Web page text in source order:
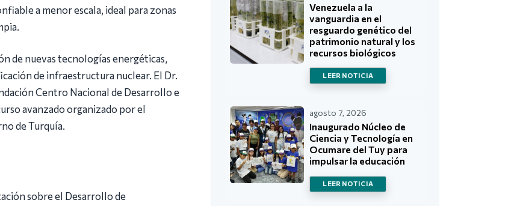
a menor escala, ideal para zonas
de nuevas tecnologías energéticas,
de infraestructura nuclear. El Dr.
Centro Nacional de Desarrollo e
avanzado organizado por el
de Turquía.
sobre el Desarrollo de
Venezuela a la
vanguardia en el
resguardo genético del
patrimonio natural y los
recursos biológicos
LEER NOTICIA
agosto 7, 2026
Inaugurado Núcleo de
Ciencia y Tecnología en
Ocumare del Tuy para
impulsar la educación
LEER NOTICIA